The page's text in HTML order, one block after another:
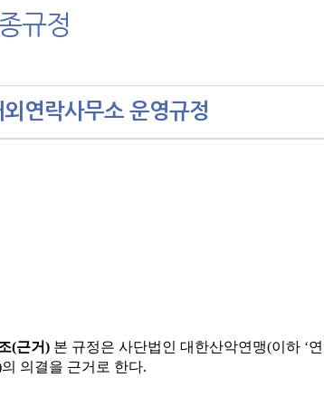
규정
외연락사무소 운영규정
(근거) 본 규정은 사단법인 대한산악연맹(이하 ‘
의 의결을 근거로 한다.